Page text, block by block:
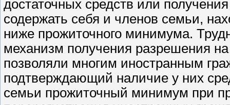
достаточных средств или
содержать себя и членов семьи,
ниже прожиточного минимума.
механизм получения разрешения
позволяли многим иностранным
подтверждающий наличие у них
семьи прожиточный минимум при